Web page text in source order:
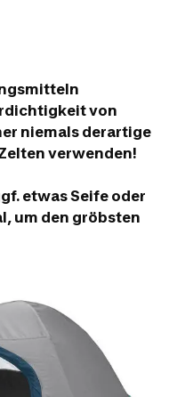
von
niemals derartige
verwenden!
etwas Seife oder
um den gröbsten